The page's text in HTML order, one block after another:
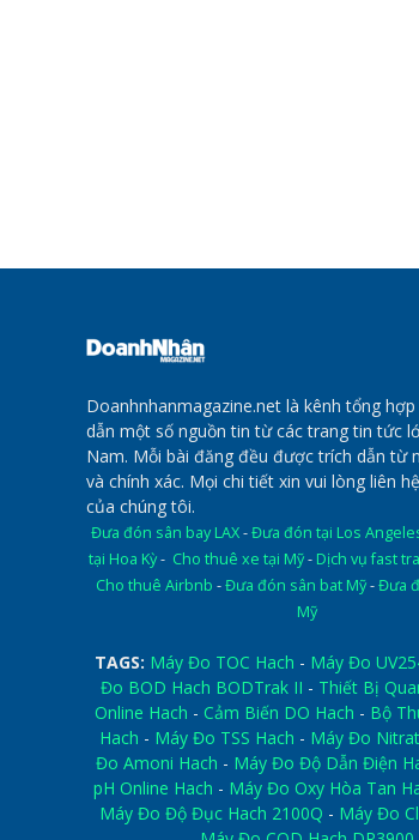
Doanhnhanmagazine.net là kênh tổng
dẫn một số nguồn tin từ các trang tin tức
Nam. Mỗi bài đăng đều được trích dẫn từ
và chính xác. Mọi chi tiết xin vui lòng liên
của chúng tôi.
Đưa đón sân bay LAX-Đưa đón tại Los
tại Hoa Kỳ- Cho thuê xe tại Mỹ- Dịch vụ fast
Cho thuê Airbnb -Đưa đón sân bat Mỹ-Đưa
Mỹ
TAGS: Máy Đo TOC Hach - Máy Đo
Đo BOD Hach BODTrak II - Thiết Bị
Online Hach - Cảm Biến DO Hach - Bộ
Hach - Máy Đo TSS Hach - Máy Đo
Đo Amoni Hach - Máy Đo Độ Dẫn Điện
pH Online Hach - Máy Đo Oxy Hòa Tan
Máy Đo Độ Đục Hach 2100Q - Máy Đo